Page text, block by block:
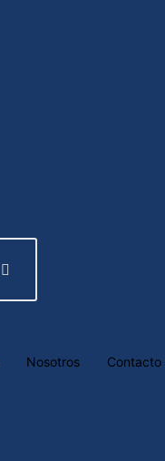
Nosotros Contacto